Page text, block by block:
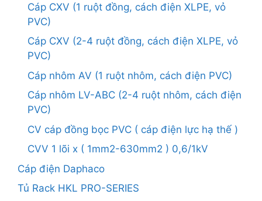
Cáp CXV (1 ruột đồng, cách điện XLPE, vỏ
PVC)
Cáp CXV (2-4 ruột đồng, cách điện XLPE, vỏ
PVC)
Cáp nhôm AV (1 ruột nhôm, cách điện PVC)
Cáp nhôm LV-ABC (2-4 ruột nhôm, cách điện
PVC)
CV cáp đồng bọc PVC ( cáp điện lực hạ thế )
CVV 1 lõi x ( 1mm2-630mm2 ) 0,6/1kV
Cáp điện Daphaco
Tủ Rack HKL PRO-SERIES